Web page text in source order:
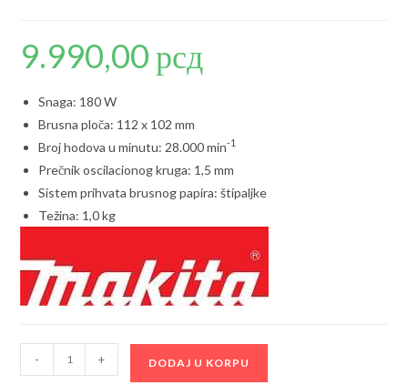
9.990,00рсд
Snaga: 180 W
Brusna ploča: 112 x 102 mm
Broj hodova u minutu: 28.000 min-1
Prečnik oscilacionog kruga: 1,5 mm
Sistem prihvata brusnog papira: štipaljke
Težina: 1,0 kg
BO4557
- + DODAJ U KORPU